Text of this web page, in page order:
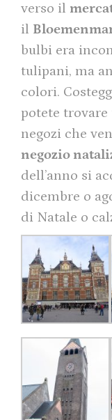
verso il
il
bulbi era
tulipani, ma
colori.
potete
negozi che
negozio
dell’anno si
dicembre o
di Natale o